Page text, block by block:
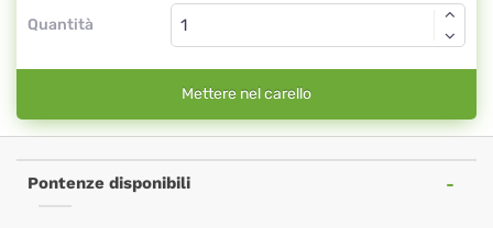
Quantità
Mettere nel carello
Pontenze disponibili